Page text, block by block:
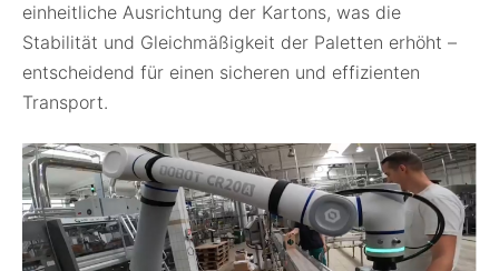
einheitliche Ausrichtung der Kartons, was die
Stabilität und Gleichmäßigkeit der Paletten erhöht –
entscheidend für einen sicheren und effizienten
Transport.